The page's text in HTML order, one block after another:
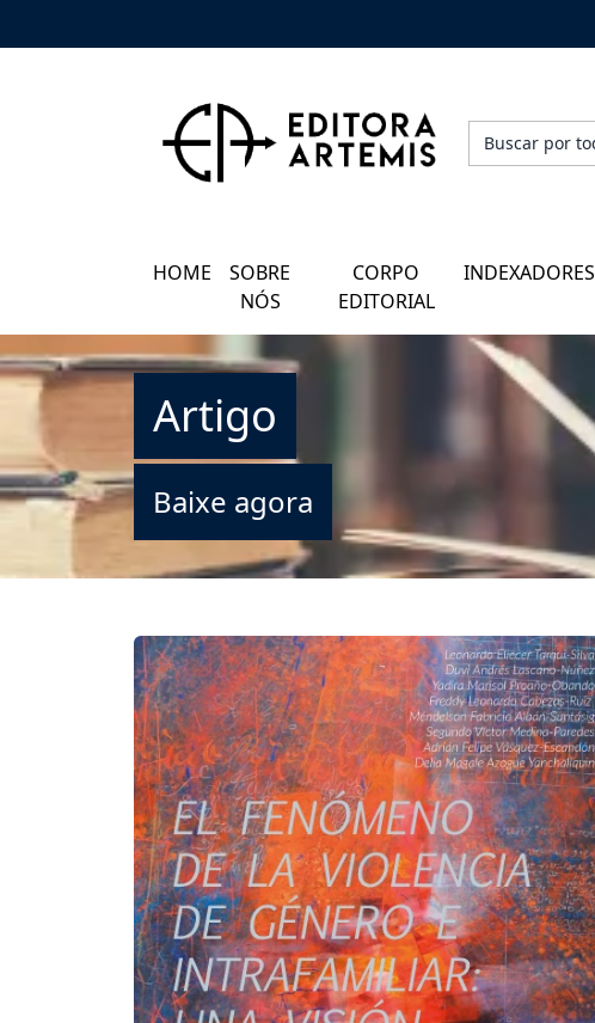
HOME
SOBRE
NÓS
CORPO
EDITORIAL
INDEXADORES
Artigo
Baixe agora
GALERIA DE AUTORES
PERGUNTAS FREQUENTES
EBOOKS
CHAMADAS ABERTAS